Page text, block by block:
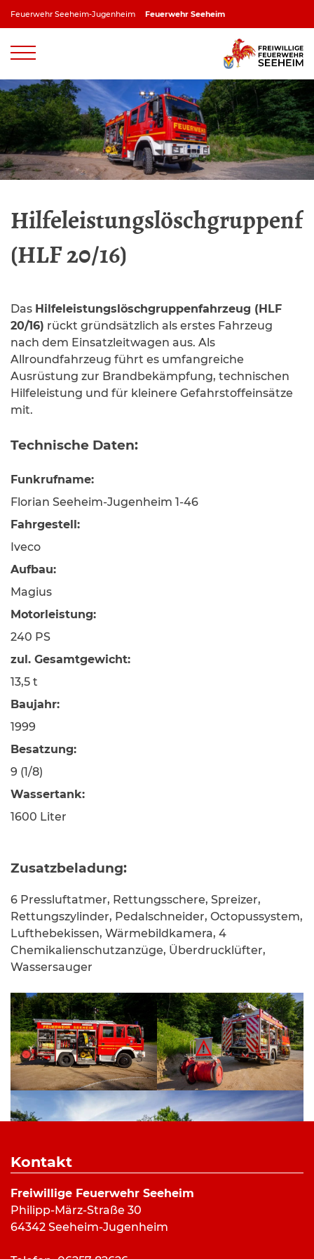
Feuerwehr Seeheim-Jugenheim Feuerwehr Seeheim
(HLF 20/16)
Das Hilfeleistungslöschgruppenfahrzeug (HLF
20/16) rückt gründsätzlich als erstes Fahrzeug
nach dem Einsatzleitwagen aus. Als
Allroundfahrzeug führt es umfangreiche
Ausrüstung zur Brandbekämpfung, technischen
Hilfeleistung und für kleinere Gefahrstoffeinsätze
mit.
Technische Daten:
Funkrufname:
Florian Seeheim-Jugenheim 1-46
Fahrgestell:
Iveco
Aufbau:
Magius
Motorleistung:
240 PS
zul. Gesamtgewicht:
13,5 t
Baujahr:
1999
Besatzung:
9 (1/8)
Wassertank:
1600 Liter
Zusatzbeladung:
6 Pressluftatmer, Rettungsschere, Spreizer,
Rettungszylinder, Pedalschneider, Octopussystem,
Lufthebekissen, Wärmebildkamera, 4
Chemikalienschutzanzüge, Überdrucklüfter,
Wassersauger
Kontakt
Freiwillige Feuerwehr Seeheim
Philipp-März-Straße 30
64342 Seeheim-Jugenheim